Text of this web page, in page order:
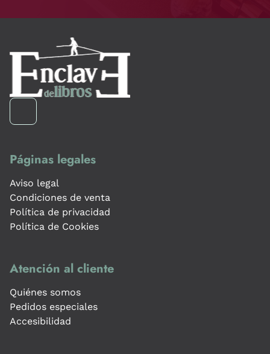
Páginas legales
Aviso legal
Condiciones de venta
Política de privacidad
Política de Cookies
Atención al cliente
Quiénes somos
Pedidos especiales
Accesibilidad